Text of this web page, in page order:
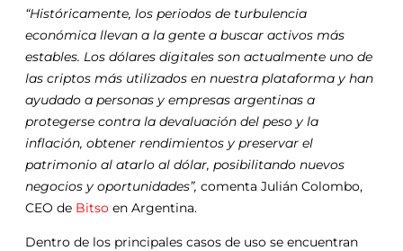
“Históricamente, los periodos de turbulencia
económica llevan a la gente a buscar activos más
estables. Los dólares digitales son actualmente uno de
las criptos más utilizados en nuestra plataforma y han
ayudado a personas y empresas argentinas a
protegerse contra la devaluación del peso y la
inflación, obtener rendimientos y preservar el
patrimonio al atarlo al dólar, posibilitando nuevos
negocios y oportunidades”, comenta Julián Colombo,
CEO de Bitso en Argentina.
Dentro de los principales casos de uso se encuentran